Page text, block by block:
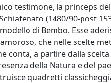
testimone, la princeps
(1480/90-post
di Bembo. Esse
che nelle scelte
conta, a partire dalla
della Natura e del
quadretti